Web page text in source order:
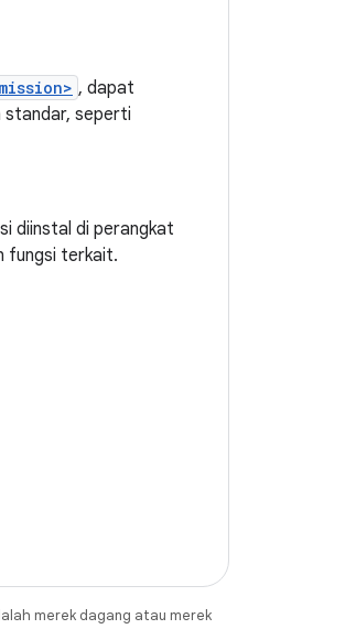
, dapat
standar, seperti
diinstal di perangkat
fungsi terkait.
merek dagang atau merek